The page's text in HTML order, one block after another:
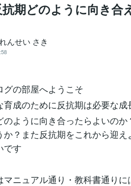
期どのように向き合
んせい さき
グの部屋へようこそ
育成のために反抗期は必要な成
のように向き合ったらよいの
か？また反抗期をこれから迎
です
マニュアル通り・教科書通り